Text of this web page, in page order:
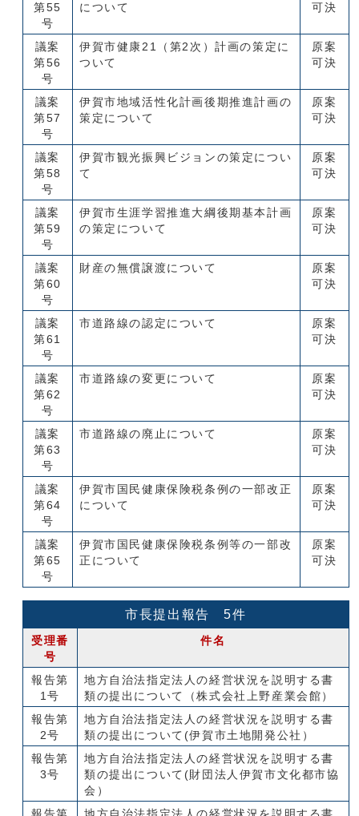
第55
号
について
可決
議案
第56
号
伊賀市健康21（第2次）計画の策定に
ついて
原案
可決
議案
第57
号
伊賀市地域活性化計画後期推進計画の
策定について
原案
可決
議案
第58
号
伊賀市観光振興ビジョンの策定につい
て
原案
可決
議案
第59
号
伊賀市生涯学習推進大綱後期基本計画
の策定について
原案
可決
議案
第60
号
財産の無償譲渡について
原案
可決
議案
第61
号
市道路線の認定について
原案
可決
議案
第62
号
市道路線の変更について
原案
可決
議案
第63
号
市道路線の廃止について
原案
可決
議案
第64
号
伊賀市国民健康保険税条例の一部改正
について
原案
可決
議案
第65
号
伊賀市国民健康保険税条例等の一部改
正について
原案
可決
市長提出報告 5件
受理番
号
件名
報告第
1号
地方自治法指定法人の経営状況を説明する書
類の提出について（株式会社上野産業会館）
報告第
2号
地方自治法指定法人の経営状況を説明する書
類の提出について(伊賀市土地開発公社）
報告第
3号
地方自治法指定法人の経営状況を説明する書
類の提出について(財団法人伊賀市文化都市協
会）